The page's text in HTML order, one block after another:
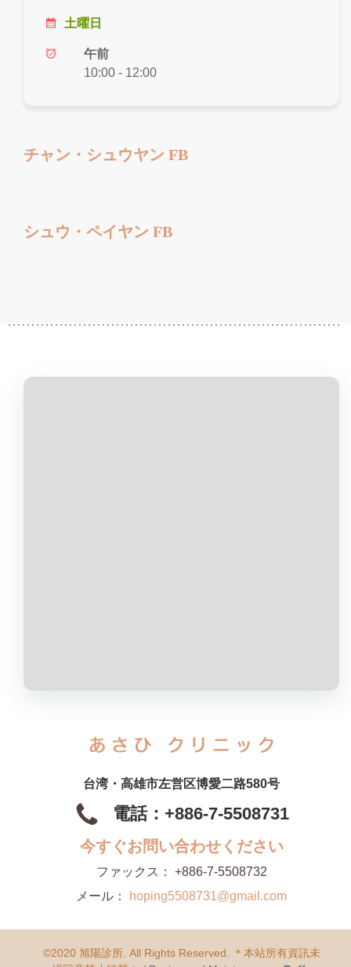
calendar_month 土曜日
alarm_on
午前
10:00 - 12:00
チャン・シュウヤン FB
シュウ・ペイヤン FB
台湾・高雄市左営区博愛二路580号
電話：+886-7-5508731
今すぐお問い合わせください
ファックス： +886-7-5508732
メール：
hoping5508731@gmail.com
©2020 旭陽診所. All Rights Reserved. ＊本站所有資訊未